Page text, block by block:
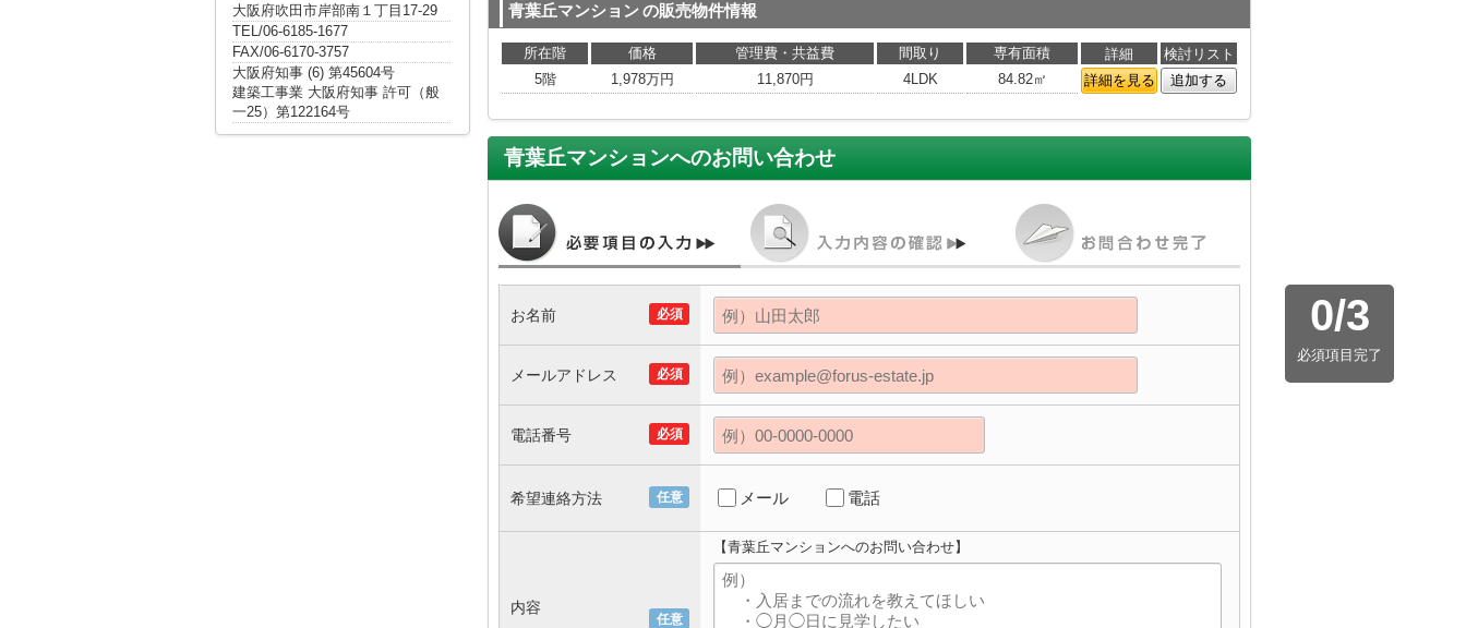
青葉丘マンションの販売物件情報
所在階 価格 管理費・共益費 間取り 専有面積 詳細
検討リスト
5階
1,978万円 11,870円 4LDK 84.82㎡ 詳細を見る 追加する
青葉丘マンションへのお問い合わせ
0/3
必須項目完了
必須
お名前
必須
メールアドレス
必須
電話番号
任意
希望連絡方法 メール 電話
任意
内容
【青葉丘マンションへのお問い合わせ】
大阪府吹田市岸部南１丁目17-29
TEL/06-6185-1677
FAX/06-6170-3757
大阪府知事 (6) 第45604号
建築工事業 大阪府知事 許可（般
一25）第122164号